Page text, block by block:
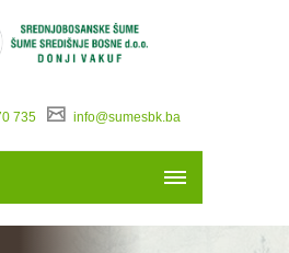
735 info@sumesbk.ba